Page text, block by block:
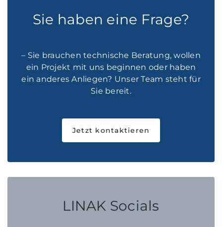
Sie haben eine Frage?
– Sie brauchen technische Beratung, wollen
ein Projekt mit uns beginnen oder haben
ein anderes Anliegen? Unser Team steht für
Sie bereit.
Jetzt kontaktieren
LINAK Socials